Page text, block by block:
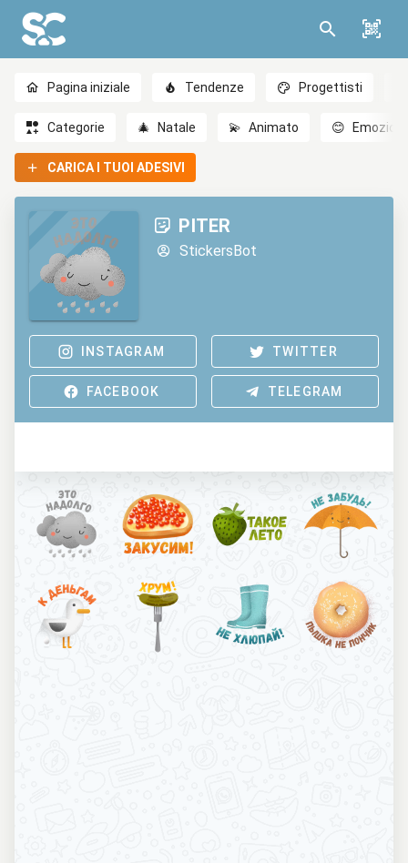
Pagina iniziale Tendenze Progettisti
Categorie 🎄 Natale 💫 Animato 😊 Emozioni
CARICA I TUOI ADESIVI
PITER
StickersBot
INSTAGRAM TWITTER
FACEBOOK TELEGRAM